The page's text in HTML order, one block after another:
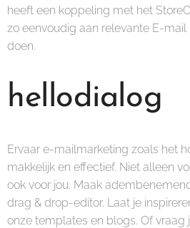
heeft een koppeling met het
zo eenvoudig aan relevante E-
doen.
hellodialog
Ervaar e-mailmarketing zoals het
makkelijk en effectief. Niet alleen
ook voor jou. Maak
drag & drop-editor. Laat je
onze templates en blogs. Of vraag